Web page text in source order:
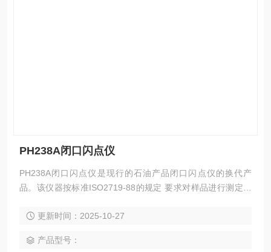
PH238A闭口闪点仪
PH238A闭口闪点仪是现行的石油产品闭口闪点仪的换代产
品。该仪器按标准ISO2719-88的规定 要求对样品进行测定，
稳定，并具备仪器故障自诊功能，*可以满足石油、化工、电
更新时间：2025-10-27
产品型号：